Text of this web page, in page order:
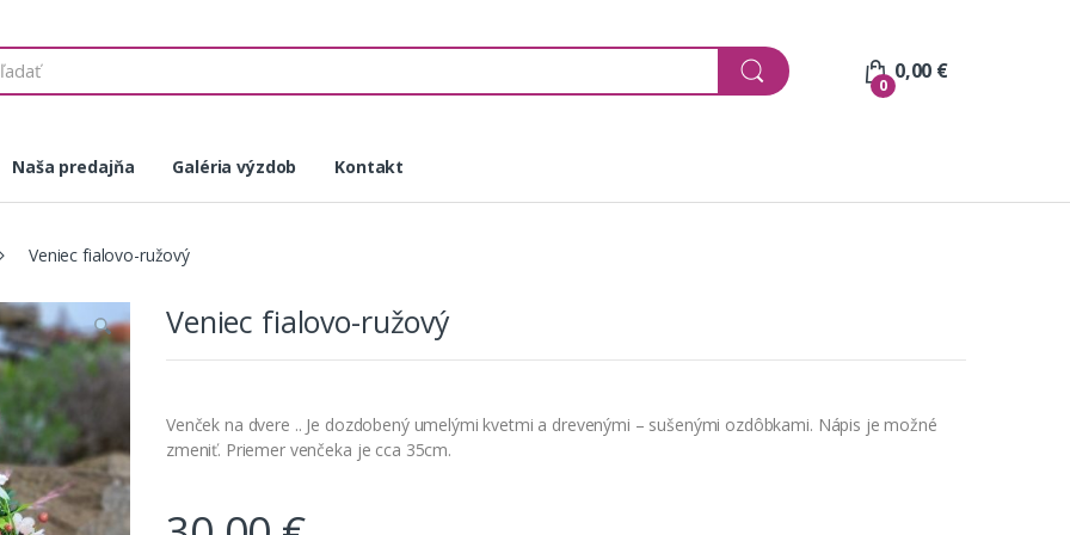
0
0,00 €
Naša predajňa Galéria výzdob Kontakt
Veniec fialovo-ružový
Veniec fialovo-ružový
Venček na dvere .. Je dozdobený umelými kvetmi a drevenými – sušenými ozdôbkami. Nápis je možné
zmeniť. Priemer venčeka je cca 35cm.